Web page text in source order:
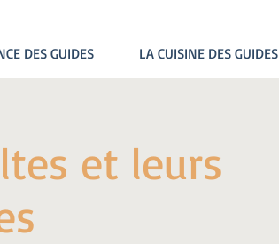
DES GUIDES LA CUISINE DES GUIDES
et leurs